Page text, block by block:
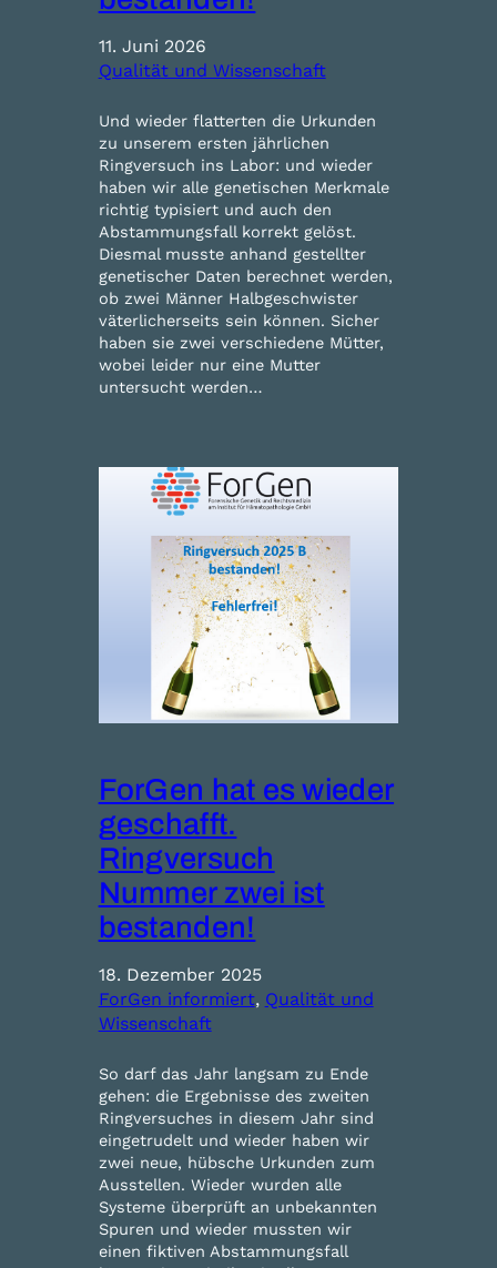
11. Juni 2026
Qualität und Wissenschaft
Und wieder flatterten die Urkunden
zu unserem ersten jährlichen
Ringversuch ins Labor: und wieder
haben wir alle genetischen Merkmale
richtig typisiert und auch den
Abstammungsfall korrekt gelöst.
Diesmal musste anhand gestellter
genetischer Daten berechnet werden,
ob zwei Männer Halbgeschwister
väterlicherseits sein können. Sicher
haben sie zwei verschiedene Mütter,
wobei leider nur eine Mutter
untersucht werden…
ForGen hat es wieder
geschafft.
Ringversuch
Nummer zwei ist
bestanden!
18. Dezember 2025
ForGen informiert, Qualität und
Wissenschaft
So darf das Jahr langsam zu Ende
gehen: die Ergebnisse des zweiten
Ringversuches in diesem Jahr sind
eingetrudelt und wieder haben wir
zwei neue, hübsche Urkunden zum
Ausstellen. Wieder wurden alle
Systeme überprüft an unbekannten
Spuren und wieder mussten wir
einen fiktiven Abstammungsfall